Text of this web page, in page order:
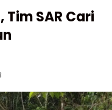
SAR Cari